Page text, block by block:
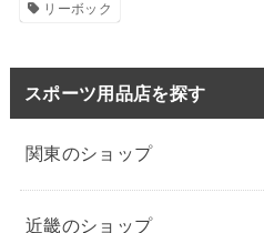
リーボック
スポーツ用品店を探す
関東のショップ
近畿のショップ